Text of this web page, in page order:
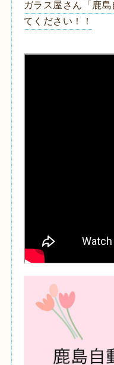
ガラス屋さん「鹿
てください！！